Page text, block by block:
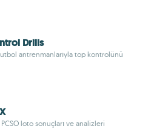
Drills
futbol antrenmanlarıyla top kontrolünü
loto sonuçları ve analizleri